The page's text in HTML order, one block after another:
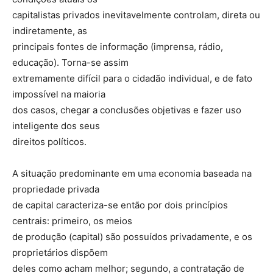
capitalistas privados inevitavelmente controlam, direta ou
indiretamente, as
principais fontes de informação (imprensa, rádio,
educação). Torna-se assim
extremamente difícil para o cidadão individual, e de fato
impossível na maioria
dos casos, chegar a conclusões objetivas e fazer uso
inteligente dos seus
direitos políticos.
A situação predominante em uma economia baseada na
propriedade privada
de capital caracteriza-se então por dois princípios
centrais: primeiro, os meios
de produção (capital) são possuídos privadamente, e os
proprietários dispõem
deles como acham melhor; segundo, a contratação de